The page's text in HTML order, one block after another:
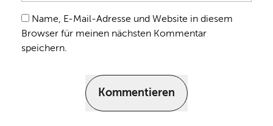
Name, E-Mail-Adresse und Website in diesem
Browser für meinen nächsten Kommentar
speichern.
Kommentieren